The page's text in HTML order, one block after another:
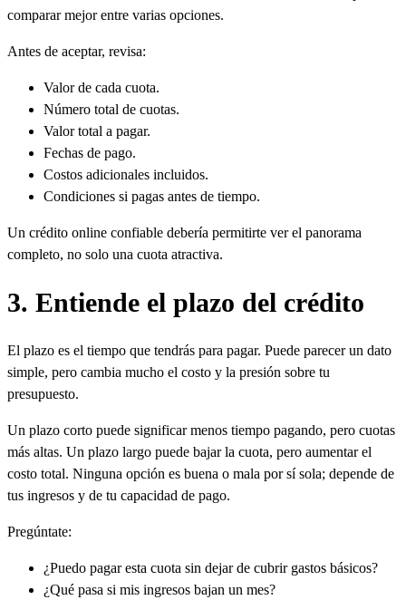
comparar mejor entre varias opciones.
Antes de aceptar, revisa:
Valor de cada cuota.
Número total de cuotas.
Valor total a pagar.
Fechas de pago.
Costos adicionales incluidos.
Condiciones si pagas antes de tiempo.
Un crédito online confiable debería permitirte ver el panorama
completo, no solo una cuota atractiva.
3. Entiende el plazo del crédito
El plazo es el tiempo que tendrás para pagar. Puede parecer un dato
simple, pero cambia mucho el costo y la presión sobre tu
presupuesto.
Un plazo corto puede significar menos tiempo pagando, pero cuotas
más altas. Un plazo largo puede bajar la cuota, pero aumentar el
costo total. Ninguna opción es buena o mala por sí sola; depende de
tus ingresos y de tu capacidad de pago.
Pregúntate:
¿Puedo pagar esta cuota sin dejar de cubrir gastos básicos?
¿Qué pasa si mis ingresos bajan un mes?